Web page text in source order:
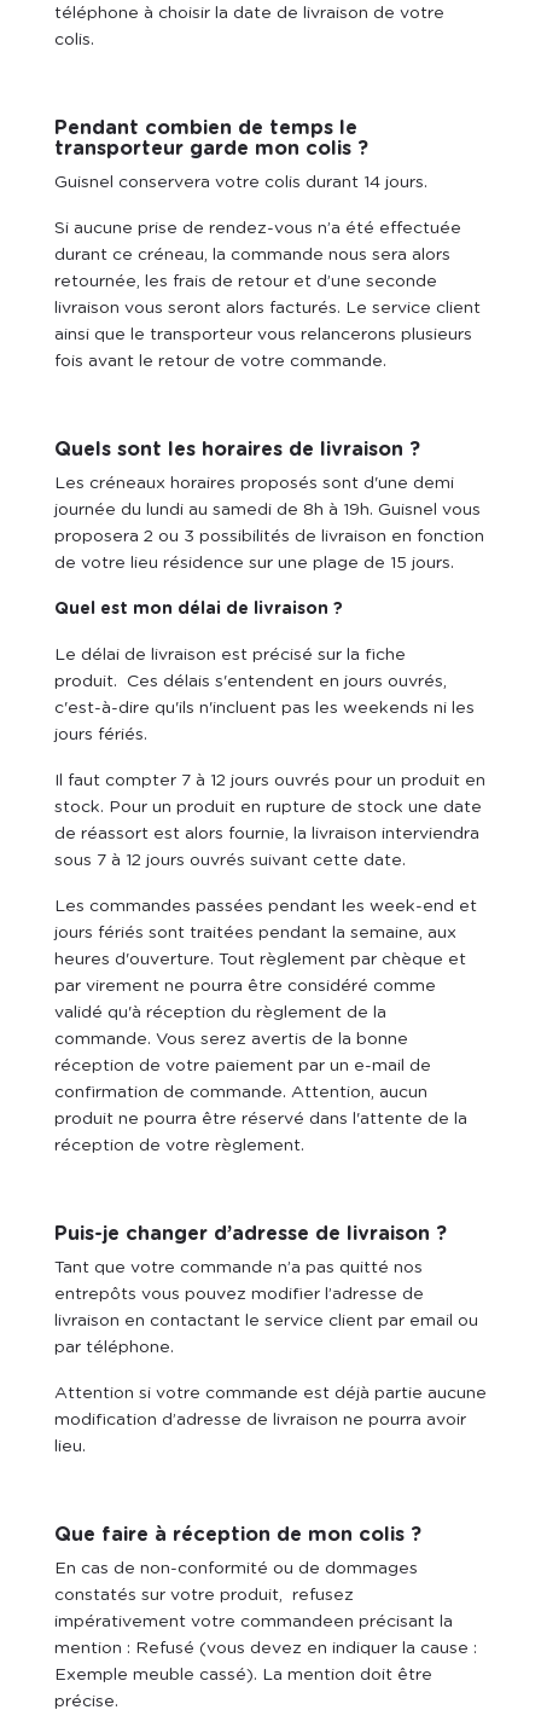
téléphone à choisir la date de livraison de votre
colis.
Pendant combien de temps le
transporteur garde mon colis ?
Guisnel conservera votre colis durant 14 jours.
Si aucune prise de rendez-vous n’a été effectuée
durant ce créneau, la commande nous sera alors
retournée, les frais de retour et d’une seconde
livraison vous seront alors facturés. Le service client
ainsi que le transporteur vous relancerons plusieurs
fois avant le retour de votre commande.
Quels sont les horaires de livraison ?
Les créneaux horaires proposés sont d'une demi
journée du lundi au samedi de 8h à 19h. Guisnel vous
proposera 2 ou 3 possibilités de livraison en fonction
de votre lieu résidence sur une plage de 15 jours.
Quel est mon délai de livraison ?
Le délai de livraison est précisé sur la fiche
produit. Ces délais s'entendent en jours ouvrés,
c'est-à-dire qu'ils n'incluent pas les weekends ni les
jours fériés.
Il faut compter 7 à 12 jours ouvrés pour un produit en
stock. Pour un produit en rupture de stock une date
de réassort est alors fournie, la livraison interviendra
sous 7 à 12 jours ouvrés suivant cette date.
Les commandes passées pendant les week-end et
jours fériés sont traitées pendant la semaine, aux
heures d'ouverture. Tout règlement par chèque et
par virement ne pourra être considéré comme
validé qu'à réception du règlement de la
commande. Vous serez avertis de la bonne
réception de votre paiement par un e-mail de
confirmation de commande. Attention, aucun
produit ne pourra être réservé dans l'attente de la
réception de votre règlement.
Puis-je changer d’adresse de livraison ?
Tant que votre commande n’a pas quitté nos
entrepôts vous pouvez modifier l’adresse de
livraison en contactant le service client par email ou
par téléphone.
Attention si votre commande est déjà partie aucune
modification d’adresse de livraison ne pourra avoir
lieu.
Que faire à réception de mon colis ?
En cas de non-conformité ou de dommages
constatés sur votre produit, refusez
impérativement votre commandeen précisant la
mention : Refusé (vous devez en indiquer la cause :
Exemple meuble cassé). La mention doit être
précise.